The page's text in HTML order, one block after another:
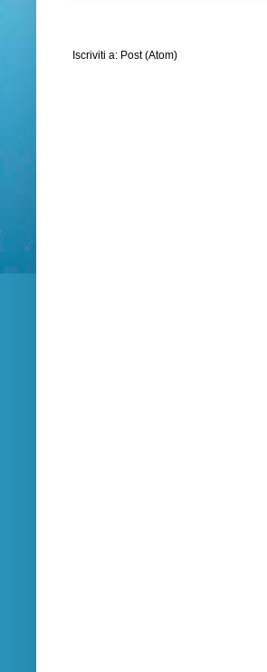
Iscriviti a: Post (Atom)